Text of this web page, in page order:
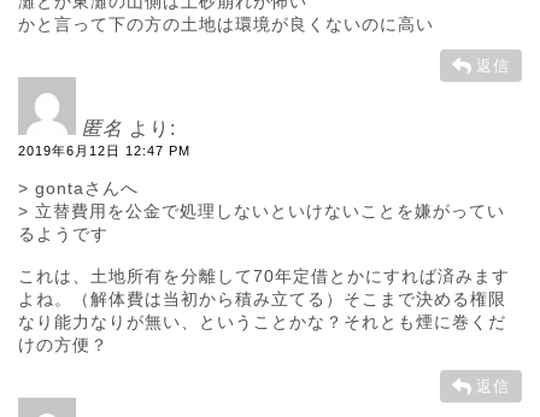
かと言って下の方の土地は環境が良くないのに高い
返信
匿名 より:
2019年6月12日 12:47 PM
> gontaさんへ
> 立替費用を公金で処理しないといけないことを嫌がってい
るようです
これは、土地所有を分離して70年定借とかにすれば済みます
よね。（解体費は当初から積み立てる）そこまで決める権限
なり能力なりが無い、ということかな？それとも煙に巻くだ
けの方便？
返信